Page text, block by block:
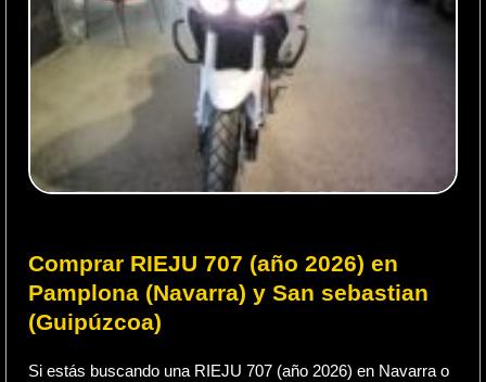
Comprar RIEJU 707 (año 2026) en
Pamplona (Navarra) y San sebastian
(Guipúzcoa)
Si estás buscando una RIEJU 707 (año 2026) en Navarra o